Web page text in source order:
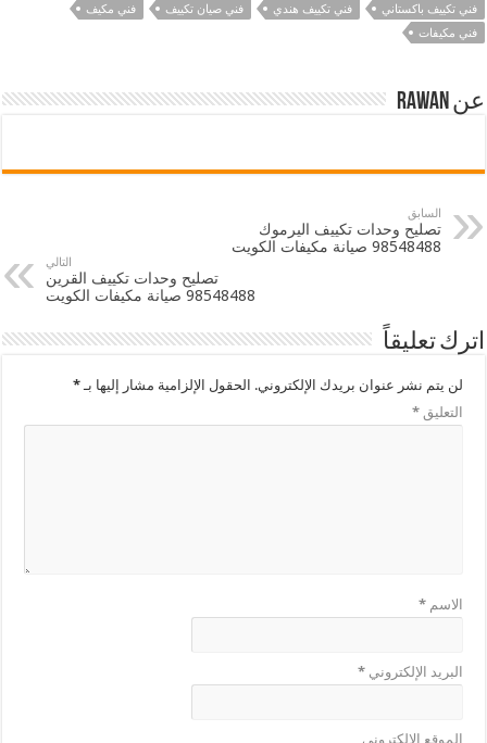
فني تكييف باكستاني
فني تكييف هندي فني صيان تكييف
فني مكيف
فني مكيفات
عن Rawan
السابق
تصليح وحدات تكييف اليرموك
98548488 صيانة مكيفات الكويت
التالي
تصليح وحدات تكييف القرين
98548488 صيانة مكيفات الكويت
اترك تعليقاً
لن يتم نشر عنوان بريدك الإلكتروني. الحقول الإلزامية مشار إليها بـ*
التعليق*
الاسم*
البريد الإلكتروني*
الموقع الإلكتروني